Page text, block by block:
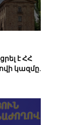
է ՀՀ
կազմը.